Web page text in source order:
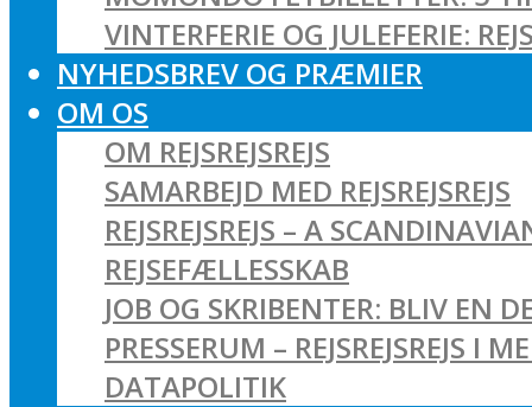
VINTERFERIE OG JULEFERIE:
NYHEDSBREV OG PRÆMIER
OM OS
OM REJSREJSREJS
SAMARBEJD MED REJSREJSREJS
REJSREJSREJS – A
REJSEFÆLLESSKAB
JOB OG SKRIBENTER: BLIV EN
PRESSERUM – REJSREJSREJS I
DATAPOLITIK